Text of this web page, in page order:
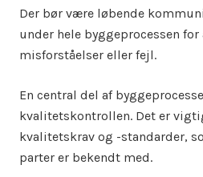
Der bør være løbende
under hele byggeprocessen
misforståelser eller fejl.
En central del af
kvalitetskontrollen. Det er
kvalitetskrav og -standarder,
parter er bekendt med.